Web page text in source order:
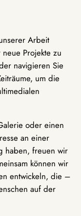
Arbeit
Projekte zu
navigieren Sie
um die
oder einen
an einer
haben, freuen wir
können wir
entwickeln, die –
auf der